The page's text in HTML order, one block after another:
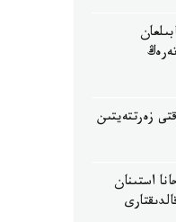
زەرتتەيتىن
استىنان